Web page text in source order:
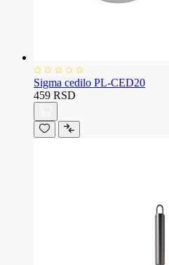
Sigma cedilo PL-CED20
459 RSD